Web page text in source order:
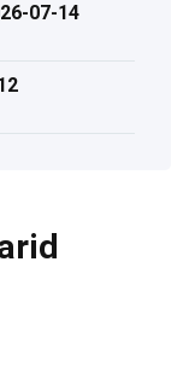
07-14